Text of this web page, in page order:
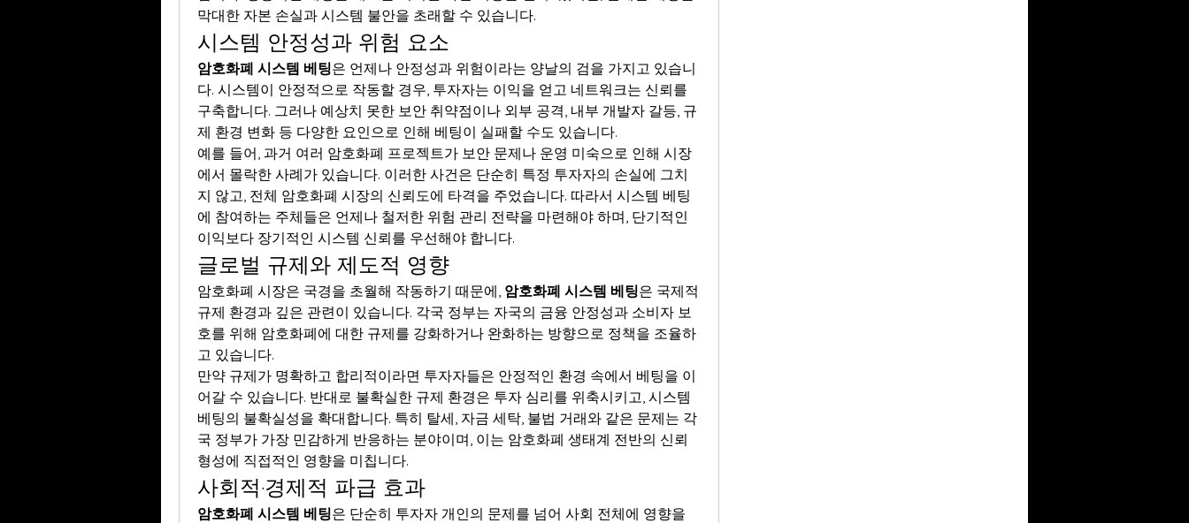
막대한 자본 손실과 시스템 불안을 초래할 수 있습니다.
시스템 안정성과 위험 요소
암호화폐 시스템 베팅은 언제나 안정성과 위험이라는 양날의 검을 가지고 있습니
다. 시스템이 안정적으로 작동할 경우, 투자자는 이익을 얻고 네트워크는 신뢰를
구축합니다. 그러나 예상치 못한 보안 취약점이나 외부 공격, 내부 개발자 갈등, 규
제 환경 변화 등 다양한 요인으로 인해 베팅이 실패할 수도 있습니다.
예를 들어, 과거 여러 암호화폐 프로젝트가 보안 문제나 운영 미숙으로 인해 시장
에서 몰락한 사례가 있습니다. 이러한 사건은 단순히 특정 투자자의 손실에 그치
지 않고, 전체 암호화폐 시장의 신뢰도에 타격을 주었습니다. 따라서 시스템 베팅
에 참여하는 주체들은 언제나 철저한 위험 관리 전략을 마련해야 하며, 단기적인
이익보다 장기적인 시스템 신뢰를 우선해야 합니다.
글로벌 규제와 제도적 영향
암호화폐 시장은 국경을 초월해 작동하기 때문에, 암호화폐 시스템 베팅은 국제적
규제 환경과 깊은 관련이 있습니다. 각국 정부는 자국의 금융 안정성과 소비자 보
호를 위해 암호화폐에 대한 규제를 강화하거나 완화하는 방향으로 정책을 조율하
고 있습니다.
만약 규제가 명확하고 합리적이라면 투자자들은 안정적인 환경 속에서 베팅을 이
어갈 수 있습니다. 반대로 불확실한 규제 환경은 투자 심리를 위축시키고, 시스템
베팅의 불확실성을 확대합니다. 특히 탈세, 자금 세탁, 불법 거래와 같은 문제는 각
국 정부가 가장 민감하게 반응하는 분야이며, 이는 암호화폐 생태계 전반의 신뢰
형성에 직접적인 영향을 미칩니다.
사회적·경제적 파급 효과
암호화폐 시스템 베팅은 단순히 투자자 개인의 문제를 넘어 사회 전체에 영향을